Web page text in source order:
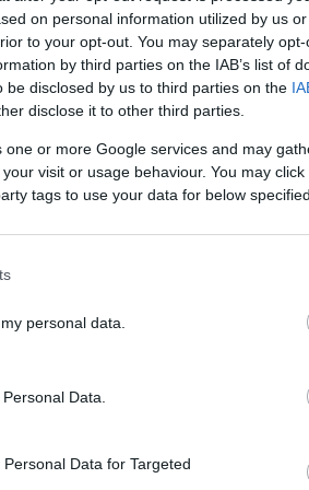
on personal information utilized by us
to your opt-out. You may separately
by third parties on the IAB’s list of
disclosed by us to third parties on the
disclose it to other third parties.
or more Google services and may
visit or usage behaviour. You may
tags to use your data for below
personal data.
Data.
Data for Targeted
során eddig már 30 TB
ez szám sokkal nagyobb is
1 TB zsákmányolt